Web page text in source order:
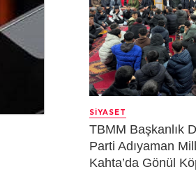
SIYASET
TBMM Başkanlık
Parti Adıyaman
Kahta’da Gönül